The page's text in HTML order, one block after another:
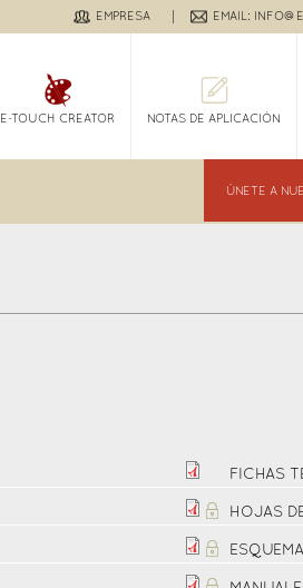
EMPRESA EMAIL:
E-TOUCH CREATOR NOTAS DE APLICACIÓN
ÚNETE A
FICHAS
HOJAS